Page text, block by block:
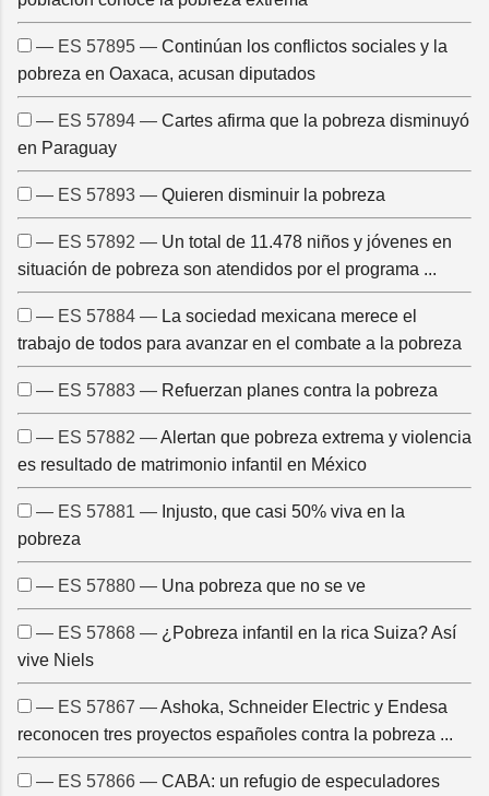
— ES 57895 — Continúan los conflictos sociales y la
pobreza en Oaxaca, acusan diputados
— ES 57894 — Cartes afirma que la pobreza disminuyó
en Paraguay
— ES 57893 — Quieren disminuir la pobreza
— ES 57892 — Un total de 11.478 niños y jóvenes en
situación de pobreza son atendidos por el programa ...
— ES 57884 — La sociedad mexicana merece el
trabajo de todos para avanzar en el combate a la pobreza
— ES 57883 — Refuerzan planes contra la pobreza
— ES 57882 —Alertan que pobreza extrema y violencia
es resultado de matrimonio infantil en México
— ES 57881 — Injusto, que casi 50% viva en la
pobreza
— ES 57880 — Una pobreza que no se ve
— ES 57868 — ¿Pobreza infantil en la rica Suiza? Así
vive Niels
— ES 57867 —Ashoka, Schneider Electric y Endesa
reconocen tres proyectos españoles contra la pobreza ...
— ES 57866 — CABA: un refugio de especuladores